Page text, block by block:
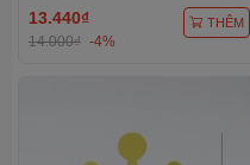
13.440₫
14.000₫ -4%
THÊM